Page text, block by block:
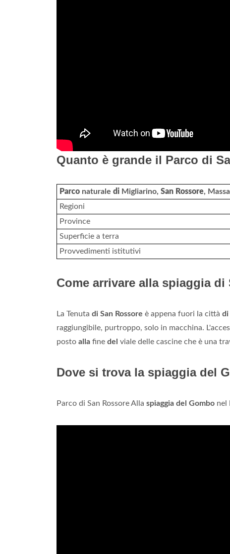
Quanto è grande il Parco di
Parco naturale di Migliarino, San Rossore,
Regioni
Province
Superficie a terra
Provvedimenti istitutivi
Come arrivare alla spiaggia di
La Tenuta di San Rossore è appena fuori la città di
raggiungibile, purtroppo, solo in macchina.
posto alla fine del viale delle cascine che è una
Dove si trova la spiaggia del
Parco di San Rossore Alla spiaggia del Gombo nel